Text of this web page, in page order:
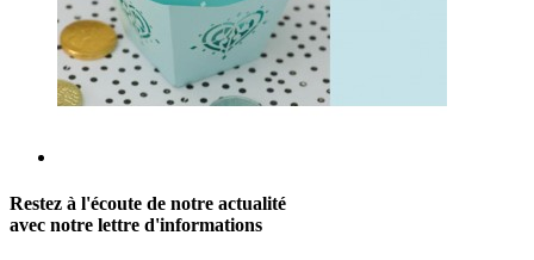
Restez à l'écoute de notre actualité
avec notre lettre d'informations